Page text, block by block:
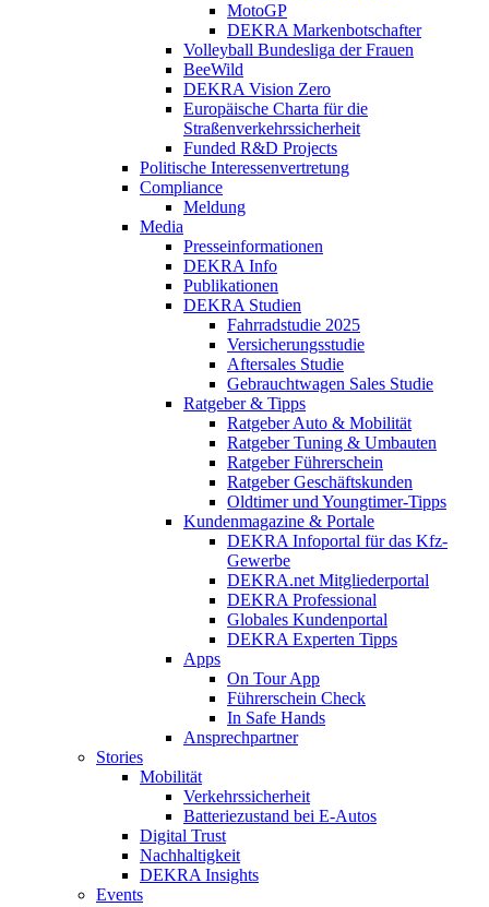
MotoGP
DEKRA Markenbotschafter
Volleyball Bundesliga der Frauen
BeeWild
DEKRA Vision Zero
Europäische Charta für die
Straßenverkehrssicherheit
Funded R&D Projects
Politische Interessenvertretung
Compliance
Meldung
Media
Presseinformationen
DEKRA Info
Publikationen
DEKRA Studien
Fahrradstudie 2025
Versicherungsstudie
Aftersales Studie
Gebrauchtwagen Sales Studie
Ratgeber & Tipps
Ratgeber Auto & Mobilität
Ratgeber Tuning & Umbauten
Ratgeber Führerschein
Ratgeber Geschäftskunden
Oldtimer und Youngtimer-Tipps
Kundenmagazine & Portale
DEKRA Infoportal für das Kfz-
Gewerbe
DEKRA.net Mitgliederportal
DEKRA Professional
Globales Kundenportal
DEKRA Experten Tipps
Apps
On Tour App
Führerschein Check
In Safe Hands
Ansprechpartner
Stories
Mobilität
Verkehrssicherheit
Batteriezustand bei E-Autos
Digital Trust
Nachhaltigkeit
DEKRA Insights
Events